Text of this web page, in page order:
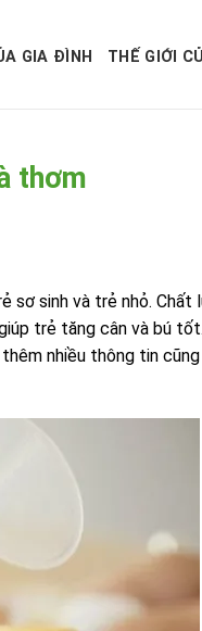
GIA ĐÌNH THẾ GIỚI
thơm
sơ sinh và trẻ nhỏ. Chất
trẻ tăng cân và bú
nhiều thông tin